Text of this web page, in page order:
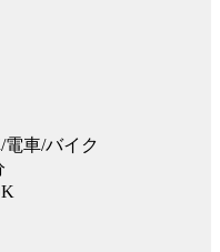
車/バイク